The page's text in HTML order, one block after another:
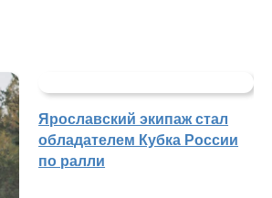
Ярославский экипаж стал
обладателем Кубка России
по ралли